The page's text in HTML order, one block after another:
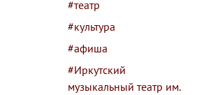
#театр
#культура
#афиша
#Иркутский
музыкальный театр им.